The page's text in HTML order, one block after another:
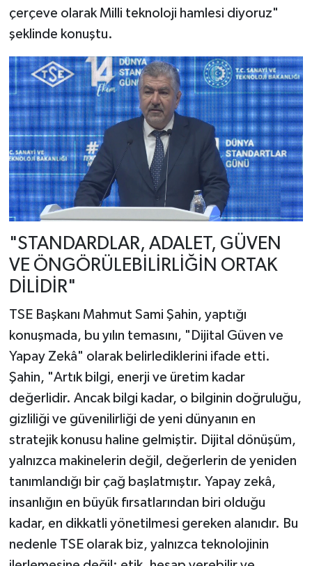
çerçeve olarak Milli teknoloji hamlesi diyoruz"
şeklinde konuştu.
"STANDARDLAR, ADALET, GÜVEN
VE ÖNGÖRÜLEBİLİRLİĞİN ORTAK
DİLİDİR"
TSE Başkanı Mahmut Sami Şahin, yaptığı
konuşmada, bu yılın temasını, "Dijital Güven ve
Yapay Zekâ" olarak belirlediklerini ifade etti.
Şahin, "Artık bilgi, enerji ve üretim kadar
değerlidir. Ancak bilgi kadar, o bilginin doğruluğu,
gizliliği ve güvenilirliği de yeni dünyanın en
stratejik konusu haline gelmiştir. Dijital dönüşüm,
yalnızca makinelerin değil, değerlerin de yeniden
tanımlandığı bir çağ başlatmıştır. Yapay zekâ,
insanlığın en büyük fırsatlarından biri olduğu
kadar, en dikkatli yönetilmesi gereken alanıdır. Bu
nedenle TSE olarak biz, yalnızca teknolojinin